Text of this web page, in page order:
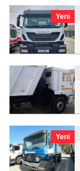
Yeni
Yeni